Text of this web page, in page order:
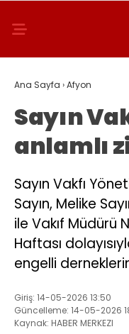
Ana Sayfa ›Afyon
Sayın
anlamlı
Sayın Vakfı
Sayın, Melike
ile Vakıf Müdürü
Haftası
engelli
Giriş: 14-05-2026 13:50
Güncelleme: 14-05-2026
Kaynak: HABER MERKEZI